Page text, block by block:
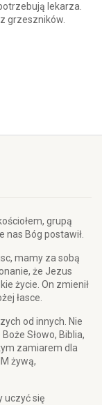
lekarza.
grzeszników.
grupą
nas Bóg postawił.
mamy za sobą
że Jezus
życie. On zmienił
łasce.
od innych. Nie
Słowo, Biblia,
zamiarem dla
żywą,
uczyć się